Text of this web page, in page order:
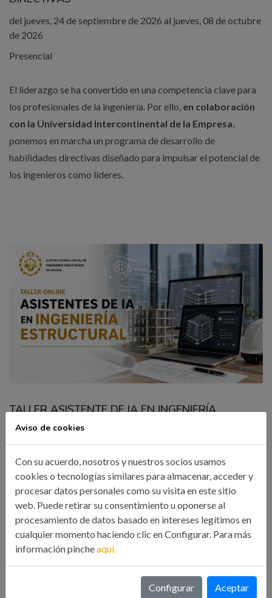
del jueves, 24 de septiembre de 2026 al jueves, 08 de octubre
de 2026
Presencial
El liderazgo se ha convertido en una competencia clave para
los profesionales de la ingeniería. Por ello, en colaboración
con la Universidad Intercontinental de la Empresa,
ponemos en marcha un programa de desarrollo de
habilidades directivas diseñado para impulsar el potencial de
los ingenieros como líderes.
TALLER ASISTENTE DE IA EN INGENIERÍA
ESTRUCTURAL
del miércoles, 30 de septiembre de 2026
Online
Este taller práctico orientado al uso de asistentes inteligentes
personalizados en el ámbito estructural. Se trabaja con
documentación y normativa técnica para apoyar consultas, en
hormigón y estructuras metálicas.
El enfoque es aplicado, con interacción en tiempo real y
Aviso de cookies
Con su acuerdo, nosotros y nuestros socios usamos
cookies o tecnologías similares para almacenar, acceder y
procesar datos personales como su visita en este sitio
web. Puede retirar su consentimiento u oponerse al
procesamiento de datos basado en intereses legítimos en
cualquier momento haciendo clic en Configurar. Para más
información pincheaquí.
Configurar Aceptar